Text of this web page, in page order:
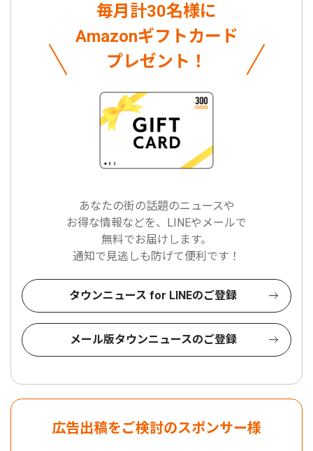
毎月計30名様に
Amazonギフトカード
プレゼント！
あなたの街の話題のニュースや
お得な情報などを、LINEやメールで
無料でお届けします。
通知で見逃しも防げて便利です！
タウンニュース for LINEのご登録
メール版タウンニュースのご登録
広告出稿をご検討のスポンサー様